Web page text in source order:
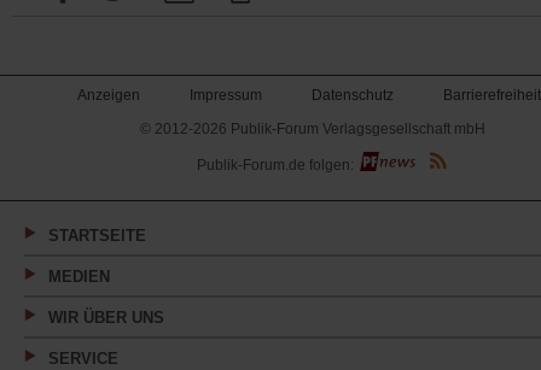
Anzeigen Impressum Datenschutz
Barrierefreiheit
© 2012-2026 Publik-Forum Verlagsgesellschaft mbH
(Öffnet
in
neuen
Publik-Forum.de folgen:
STARTSEITE
MEDIEN
WIR ÜBER UNS
SERVICE